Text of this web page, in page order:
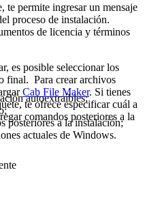
te permite ingresar un mensaje
proceso de instalación.
de licencia y términos
es posible seleccionar los
final. Para crear archivos
Cab File Maker. Si tienes
te ofrece especificar cuál a
comandos posteriores a la
autoextraíbles;
posteriores a la instalación;
actuales de Windows.